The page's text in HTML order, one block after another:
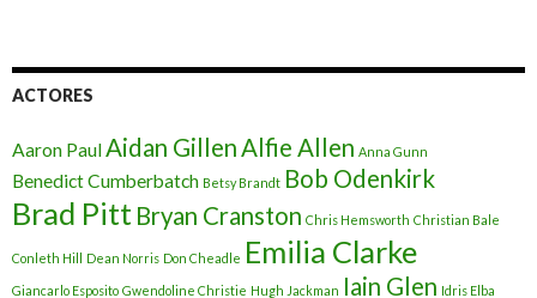
ACTORES
Aaron PaulAidan GillenAlfie Allen Anna Gunn
Benedict Cumberbatch Betsy Brandt Bob Odenkirk
Brad Pitt Bryan Cranston Chris Hemsworth Christian Bale
Conleth Hill Dean Norris Don Cheadle Emilia Clarke
Giancarlo Esposito Gwendoline Christie Hugh Jackman Iain Glen Idris Elba